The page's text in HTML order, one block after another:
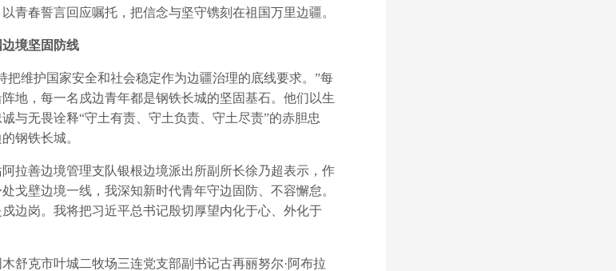
青春誓言回应嘱托，把信念与坚守镌刻在祖国万里边疆。
境坚固防线
维护国家安全和社会稳定作为边疆治理的底线要求。”每
地，每一名戍边青年都是钢铁长城的坚固基石。他们以生
与无畏诠释“守土有责、守土负责、守土尽责”的赤胆忠
钢铁长城。
善边境管理支队银根边境派出所副所长徐乃超表示，作
戈壁边境一线，我深知新时代青年守边固防、不容懈怠。
边岗。我将把习近平总书记殷切厚望内化于心、外化于
克市叶城二牧场三连党支部副书记古再丽努尔·阿布拉